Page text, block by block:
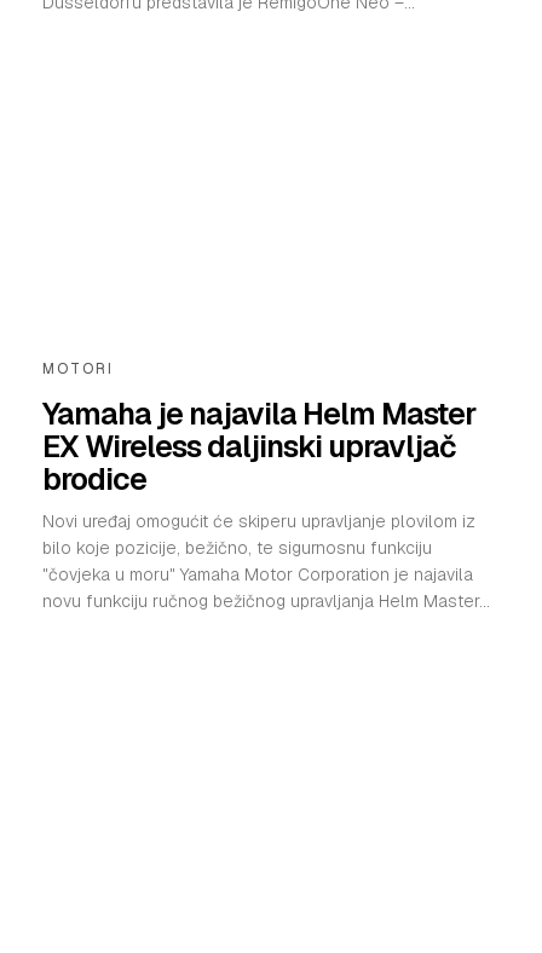
MOTORI
Yamaha je najavila Helm Master
EX Wireless daljinski upravljač
brodice
Novi uređaj omogućit će skiperu upravljanje plovilom iz
bilo koje pozicije, bežično, te sigurnosnu funkciju
"čovjeka u moru" Yamaha Motor Corporation je najavila
novu funkciju ručnog bežičnog upravljanja Helm Master...